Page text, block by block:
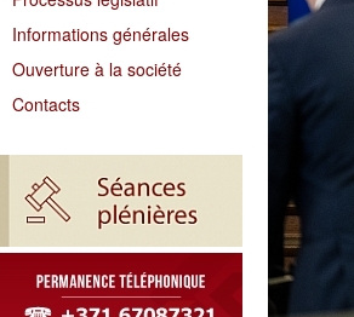
Informations générales
Ouverture à la société
Contacts